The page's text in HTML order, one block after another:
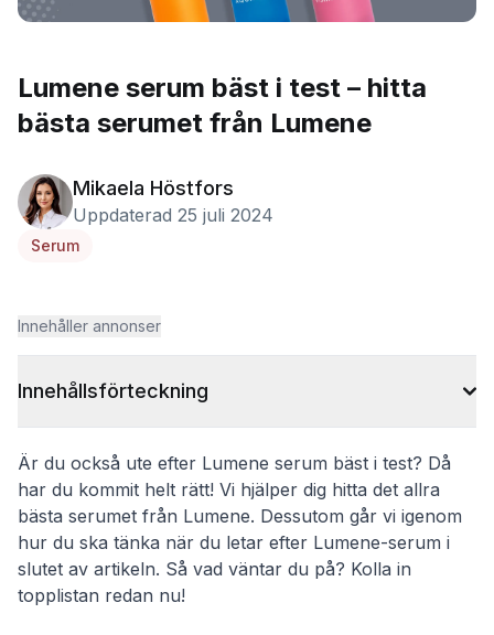
Lumene serum bäst i test – hitta
bästa serumet från Lumene
Mikaela Höstfors
Uppdaterad 25 juli 2024
Serum
Innehåller annonser
Innehållsförteckning
Är du också ute efter Lumene serum bäst i test? Då
har du kommit helt rätt! Vi hjälper dig hitta det allra
bästa serumet från Lumene. Dessutom går vi igenom
hur du ska tänka när du letar efter Lumene-serum i
slutet av artikeln. Så vad väntar du på? Kolla in
topplistan redan nu!